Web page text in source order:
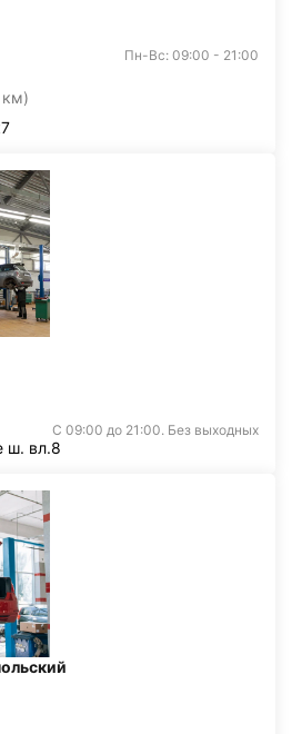
Пн-Вс: 09:00 - 21:00
С 09:00 до 21:00. Без выходных
ш. вл.8